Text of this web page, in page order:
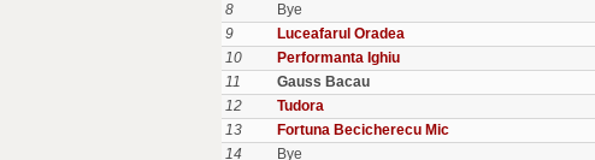
8
Bye
9
Luceafarul Oradea
10
Performanta Ighiu
11
Gauss Bacau
12
Tudora
13
Fortuna Becicherecu Mic
14
Bye